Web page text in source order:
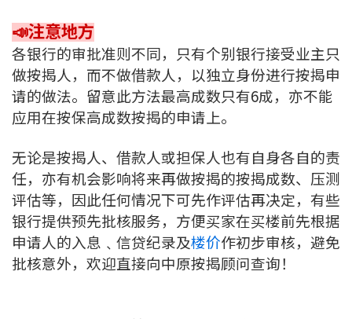
📣注意地方
各银行的审批准则不同，只有个别银行接受业主只
做按揭人，而不做借款人，以独立身份进行按揭申
请的做法。留意此方法最高成数只有6成，亦不能
应用在按保高成数按揭的申请上。
无论是按揭人、借款人或担保人也有自身各自的责
任，亦有机会影响将来再做按揭的按揭成数、压测
评估等，因此任何情况下可先作评估再决定，有些
银行提供预先批核服务，方便买家在买楼前先根据
申请人的入息﹑信贷纪录及楼价作初步审核，避免
批核意外，欢迎直接向中原按揭顾问查询！